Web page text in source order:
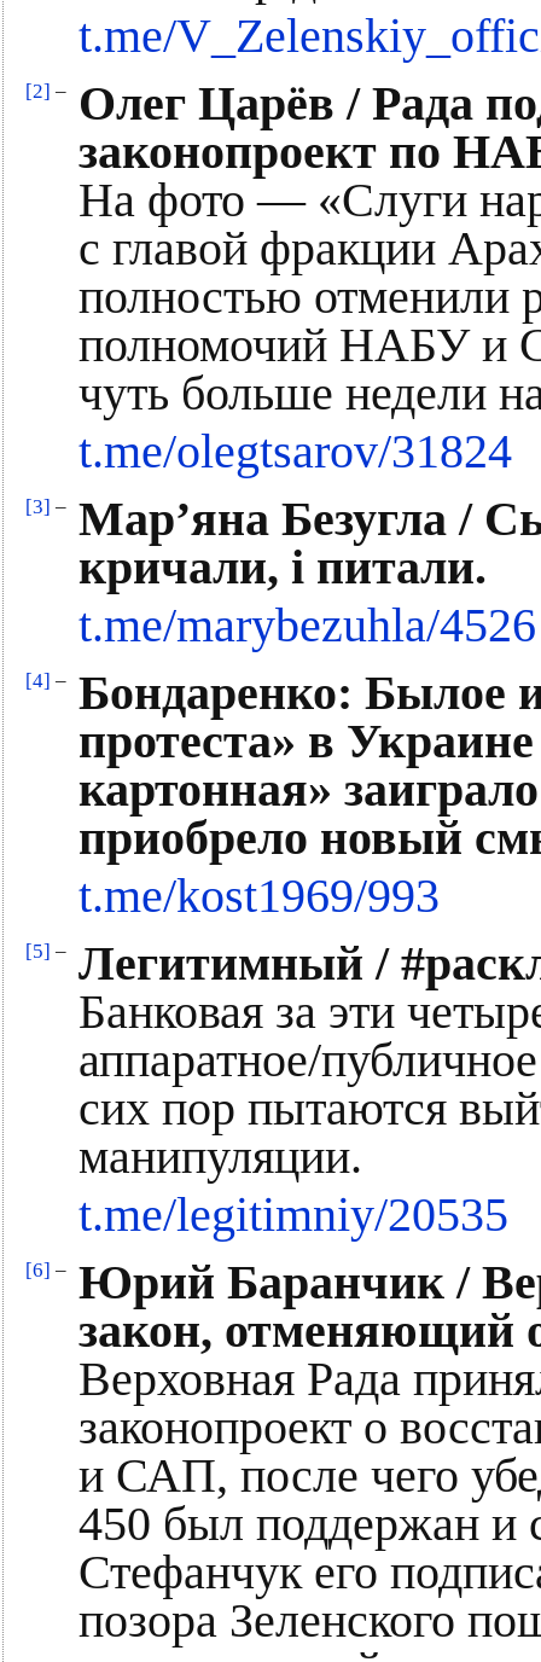
t.me/
[2] –
Олег Царёв / Рада
законопроект по
На фото — «Слуги
с главой фракции
полностью отменили
полномочий НАБУ и
чуть больше недели
t.me/olegtsarov/31824
[3] – Марʼяна Безугла /
кричали, і питали.
t.me/marybezuhla/4526
[4] – Бондаренко: Былое
протеста» в
картонная»
приобрело новый
t.me/kost1969/993
[5] – Легитимный /
Банковая за эти
аппаратное/
сих пор пытаются
манипуляции.
t.me/legitimniy/20535
[6] – Юрий Баранчик /
закон,
Верховная Рада
законопроект о
и САП, после чего
450 был поддержан и
Стефанчук его
позора Зеленского